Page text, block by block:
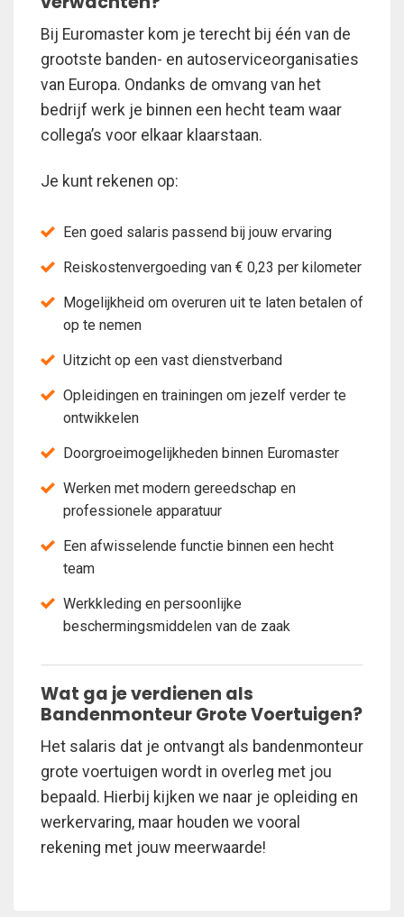
Bij Euromaster kom je terecht bij één van de
grootste banden- en autoserviceorganisaties
van Europa. Ondanks de omvang van het
bedrijf werk je binnen een hecht team waar
collega’s voor elkaar klaarstaan.
Je kunt rekenen op:
Een goed salaris passend bij jouw ervaring
Reiskostenvergoeding van € 0,23 per kilometer
Mogelijkheid om overuren uit te laten betalen of
op te nemen
Uitzicht op een vast dienstverband
Opleidingen en trainingen om jezelf verder te
ontwikkelen
Doorgroeimogelijkheden binnen Euromaster
Werken met modern gereedschap en
professionele apparatuur
Een afwisselende functie binnen een hecht
team
Werkkleding en persoonlijke
beschermingsmiddelen van de zaak
Wat ga je verdienen als
Bandenmonteur Grote Voertuigen?
Het salaris dat je ontvangt als bandenmonteur
grote voertuigen wordt in overleg met jou
bepaald. Hierbij kijken we naar je opleiding en
werkervaring, maar houden we vooral
rekening met jouw meerwaarde!